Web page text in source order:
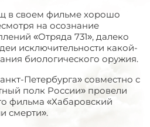
в своем фильме хорошо
на осознание
«Отряда 731», далеко
исключительности какой-
биологического оружия.
Петербурга» совместно с
полк России» провели
фильма «Хабаровский
смерти».